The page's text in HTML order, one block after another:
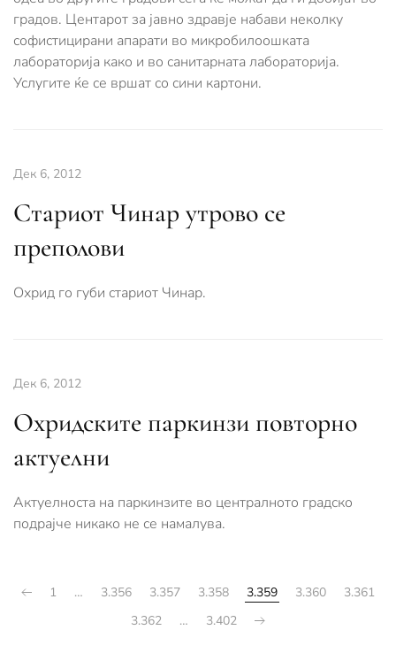
градов. Центарот за јавно здравје набави неколку
софистицирани апарати во микробилоошката
лабораторија како и во санитарната лабораторија.
Услугите ќе се вршат со сини картони.
Дек 6, 2012
Стариот Чинар утрово се
преполови
Охрид го губи стариот Чинар.
Дек 6, 2012
Охридските паркинзи повторно
актуелни
Актуелноста на паркинзите во централното градско
подрајче никако не се намалува.
1 … 3.356 3.357 3.358 3.359 3.360
3.361
3.362
… 3.402